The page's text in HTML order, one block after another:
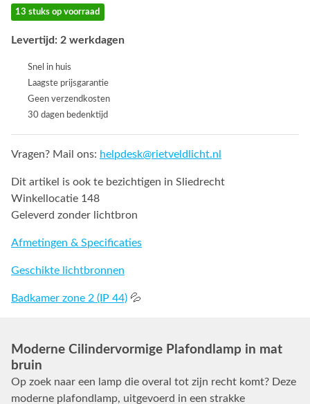
13 stuks op voorraad
Levertijd: 2 werkdagen
Snel in huis
Laagste prijsgarantie
Geen verzendkosten
30 dagen bedenktijd
Vragen? Mail ons: helpdesk@rietveldlicht.nl
Dit artikel is ook te bezichtigen in Sliedrecht
Winkellocatie 148
Geleverd zonder lichtbron
Afmetingen & Specificaties
Geschikte lichtbronnen
Badkamer zone 2 (IP 44) 💦
Moderne Cilindervormige Plafondlamp in mat
bruin
Op zoek naar een lamp die overal tot zijn recht komt? Deze
moderne plafondlamp, uitgevoerd in een strakke